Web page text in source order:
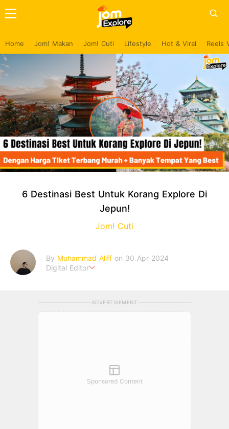
Home Jom! Makan Jom! Cuti Lifestyle Hot & Viral Reels
6 Destinasi Best Untuk Korang Explore Di
Jepun!
Jom! Cuti
By Muhammad Aliff on 30 Apr 2024
Digital Editor
ADVERTISEMENT
Sponsored Content